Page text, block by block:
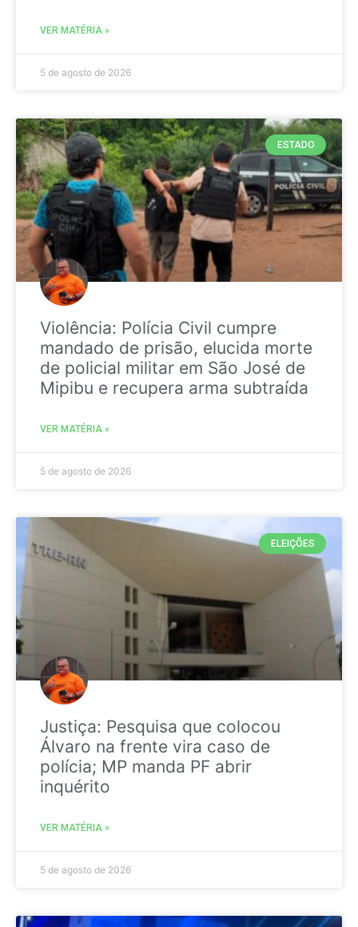
VER MATÉRIA »
5 de agosto de 2026
ESTADO
Violência: Polícia Civil cumpre
mandado de prisão, elucida morte
de policial militar em São José de
Mipibu e recupera arma subtraída
VER MATÉRIA »
5 de agosto de 2026
ELEIÇÕES
Justiça: Pesquisa que colocou
Álvaro na frente vira caso de
polícia; MP manda PF abrir
inquérito
VER MATÉRIA »
5 de agosto de 2026